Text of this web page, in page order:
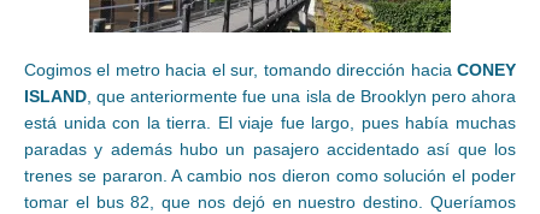
Cogimos el metro hacia el sur, tomando dirección hacia CONEY
ISLAND , que anteriormente fue una isla de Brooklyn pero ahora
está unida con la tierra. El viaje fue largo, pues había muchas
paradas y además hubo un pasajero accidentado así que los
trenes se pararon. A cambio nos dieron como solución el poder
tomar el bus 82, que nos dejó en nuestro destino. Queríamos